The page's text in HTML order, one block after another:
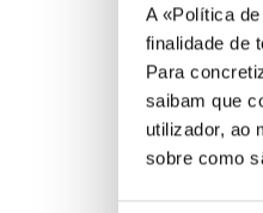
A «Política
finalidade de
Para
saibam que
utilizador, ao
sobre como